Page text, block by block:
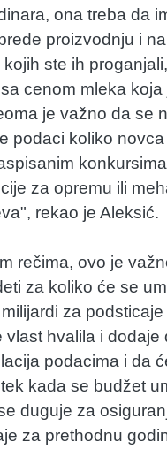
ona treba da
proizvodnju i
ste ih
cenom mleka koja
je važno da se
podaci koliko novca
za opremu ili
rekao je Aleksić.
rečima, ovo je
za koliko će se
za
vlast hvalila i dodaje
podacima i da
kada se budžet
duguje za
za prethodnu